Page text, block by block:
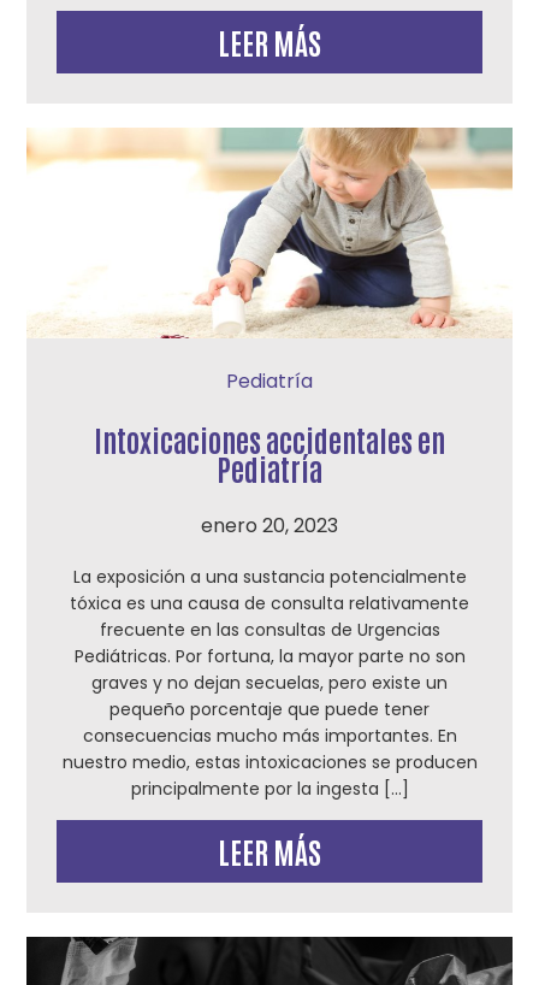
LEER MÁS
Pediatría
Intoxicaciones accidentales en
Pediatría
enero 20, 2023
La exposición a una sustancia potencialmente
tóxica es una causa de consulta relativamente
frecuente en las consultas de Urgencias
Pediátricas. Por fortuna, la mayor parte no son
graves y no dejan secuelas, pero existe un
pequeño porcentaje que puede tener
consecuencias mucho más importantes. En
nuestro medio, estas intoxicaciones se producen
principalmente por la ingesta […]
LEER MÁS